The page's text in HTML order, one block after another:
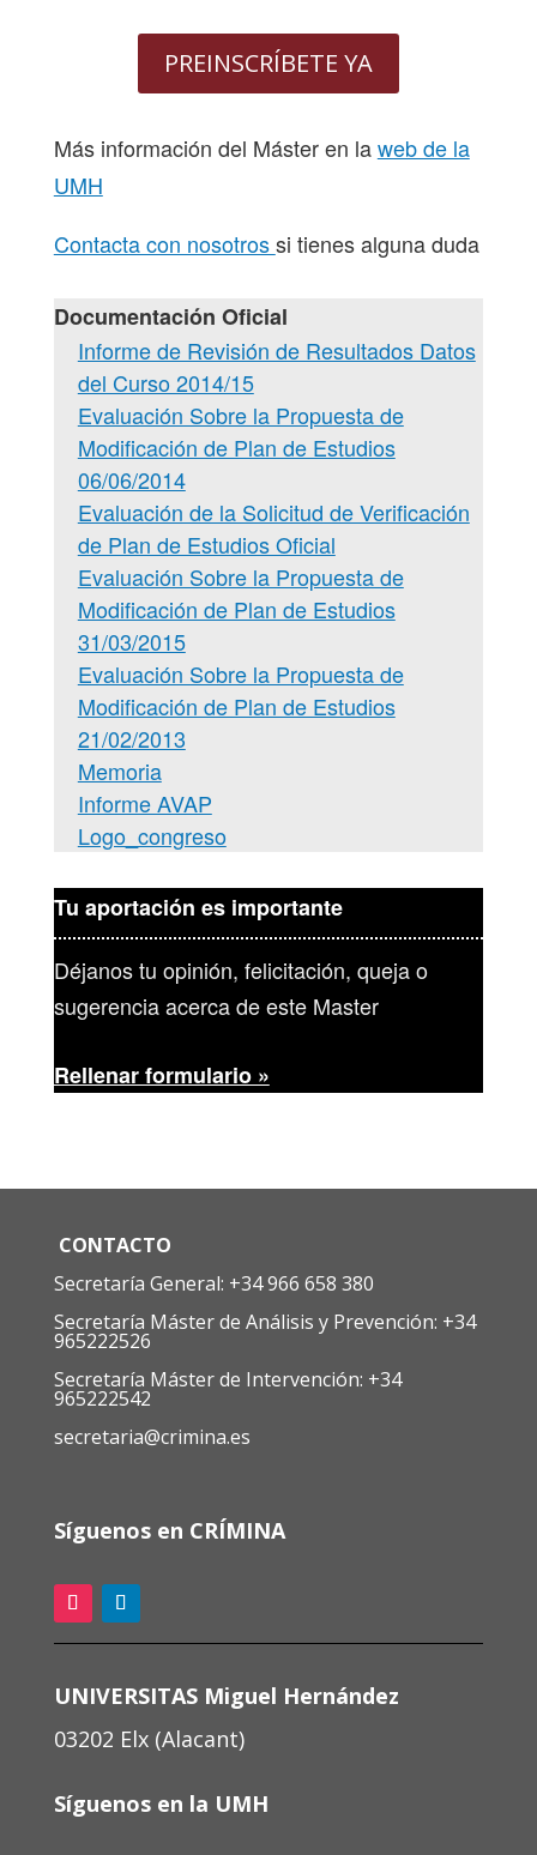
PREINSCRÍBETE YA
Más información del Máster en laweb de la
UMH
Contacta con nosotrossi tienes alguna duda
Documentación Oficial
Informe de Revisión de Resultados Datos
del Curso 2014/15
Evaluación Sobre la Propuesta de
Modificación de Plan de Estudios
06/06/2014
Evaluación de la Solicitud de Verificación
de Plan de Estudios Oficial
Evaluación Sobre la Propuesta de
Modificación de Plan de Estudios
31/03/2015
Evaluación Sobre la Propuesta de
Modificación de Plan de Estudios
21/02/2013
Memoria
Informe AVAP
Logo_congreso
Tu aportación es importante
Déjanos tu opinión, felicitación, queja o
sugerencia acerca de este Master
Rellenar formulario »
CONTACTO
Secretaría General: +34 966 658 380
Secretaría Máster de Análisis y Prevención: +34
965222526
Secretaría Máster de Intervención: +34
965222542
secretaria@crimina.es
Síguenos en CRÍMINA
UNIVERSITAS Miguel Hernández
03202 Elx (Alacant)
Síguenos en la UMH